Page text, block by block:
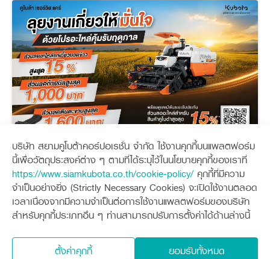
บริษัท สยามคูโบต้าคอร์ปอเรชั่น จำกัด ใช้งานคุกกี้บนแพลตฟอร์ม
นี้เพื่อวัตถุประสงค์ต่าง ๆ ตามที่ได้ระบุไว้ในนโยบายคุกกี้ของเราที่
https://www.siamkubota.co.th/cookie-policy/คุกกี้ที่มีความ
จำเป็นอย่างยิ่ง (Strictly Necessary Cookies) จะเปิดใช้งานตลอด
เวลาเนื่องจากมีความจำเป็นต่อการใช้งานแพลตฟอร์มของบริษัท
สำหรับคุกกี้ประเภทอื่น ๆ ท่านสามารถปรับการตั้งค่าได้ด้านล่างนี้
ยอมรับทั้งหมด
ตั้งค่าคุกกี้
คูโบต้า เซอร์วิส แคร์ (ไตรมาส 3)
วันนี้ - 30 กันยายน 2569
โปรโมชัน
หมดอายุ